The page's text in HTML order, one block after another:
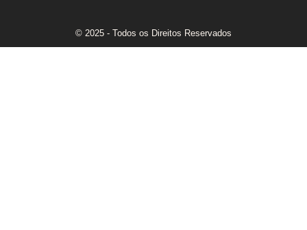
© 2025 - Todos os Direitos Reservados